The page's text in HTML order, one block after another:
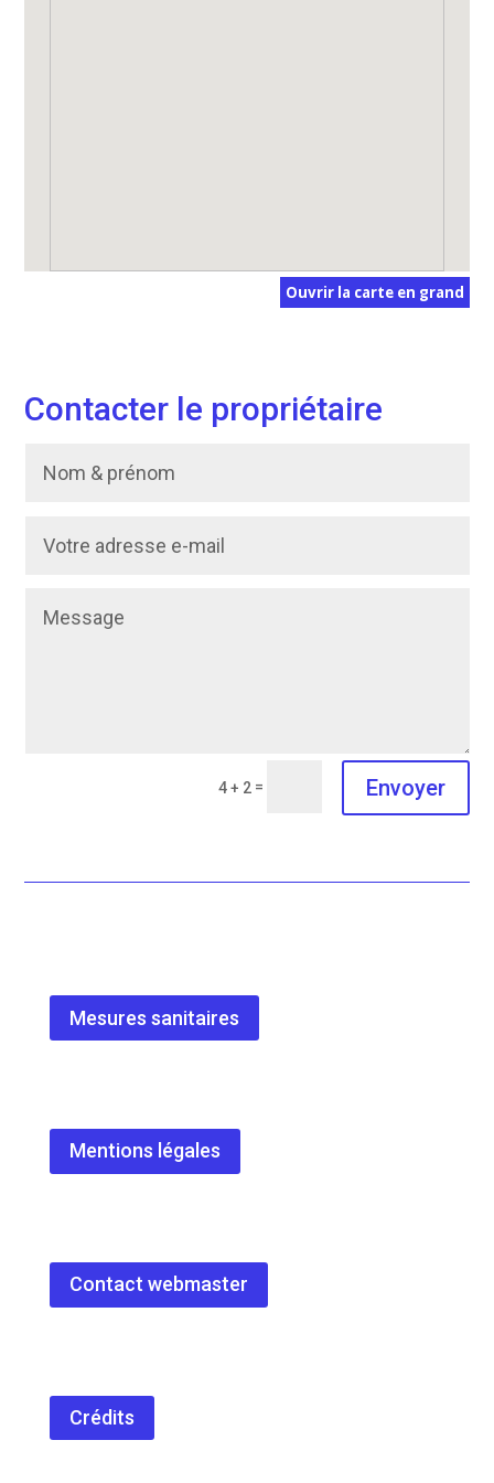
Ouvrir la carte en grand
Contacter le propriétaire
4 + 2= Envoyer
Mesures sanitaires
Mentions légales
Contact webmaster
Crédits